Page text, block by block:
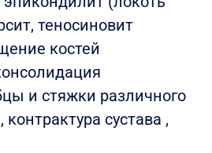
теносиновит
костей
и стяжки различного
сустава ,